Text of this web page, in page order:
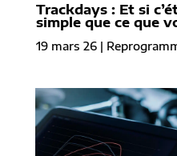
Trackdays : Et si
simple que ce que
19 mars 26|